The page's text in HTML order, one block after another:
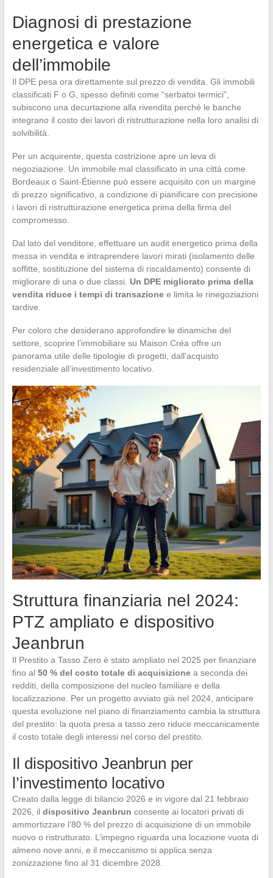
Diagnosi di prestazione
energetica e valore
dell’immobile
Il DPE pesa ora direttamente sul prezzo di vendita. Gli immobili
classificati F o G, spesso definiti come “serbatoi termici”,
subiscono una decurtazione alla rivendita perché le banche
integrano il costo dei lavori di ristrutturazione nella loro analisi di
solvibilità.
Per un acquirente, questa costrizione apre un leva di
negoziazione. Un immobile mal classificato in una città come
Bordeaux o Saint-Étienne può essere acquisito con un margine
di prezzo significativo, a condizione di pianificare con precisione
i lavori di ristrutturazione energetica prima della firma del
compromesso.
Dal lato del venditore, effettuare un audit energetico prima della
messa in vendita e intraprendere lavori mirati (isolamento delle
soffitte, sostituzione del sistema di riscaldamento) consente di
migliorare di una o due classi. Un DPE migliorato prima della
vendita riduce i tempi di transazionee limita le rinegoziazioni
tardive.
Per coloro che desiderano approfondire le dinamiche del
settore, scoprire l’immobiliare su Maison Créa offre un
panorama utile delle tipologie di progetti, dall’acquisto
residenziale all’investimento locativo.
Struttura finanziaria nel 2024:
PTZ ampliato e dispositivo
Jeanbrun
Il Prestito a Tasso Zero è stato ampliato nel 2025 per finanziare
fino al 50 % del costo totale di acquisizionea seconda dei
redditi, della composizione del nucleo familiare e della
localizzazione. Per un progetto avviato già nel 2024, anticipare
questa evoluzione nel piano di finanziamento cambia la struttura
del prestito: la quota presa a tasso zero riduce meccanicamente
il costo totale degli interessi nel corso del prestito.
Il dispositivo Jeanbrun per
l’investimento locativo
Creato dalla legge di bilancio 2026 e in vigore dal 21 febbraio
2026, il dispositivo Jeanbrun consente ai locatori privati di
ammortizzare l’80 % del prezzo di acquisizione di un immobile
nuovo o ristrutturato. L’impegno riguarda una locazione vuota di
almeno nove anni, e il meccanismo si applica senza
zonizzazione fino al 31 dicembre 2028.